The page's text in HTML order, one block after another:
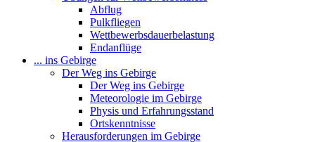
Abflug
Pulkfliegen
Wettbewerbsdauerbelastung
Endanflüge
... ins Gebirge
Der Weg ins Gebirge
Der Weg ins Gebirge
Meteorologie im Gebirge
Physis und Erfahrungsstand
Ortskenntnisse
Herausforderungen im Gebirge